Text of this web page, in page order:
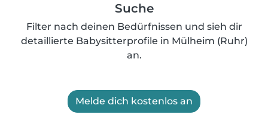
Suche
Filter nach deinen Bedürfnissen und sieh dir
detaillierte Babysitterprofile in Mülheim (Ruhr)
an.
Melde dich kostenlos an